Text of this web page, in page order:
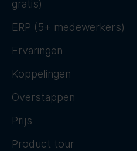
gratis)
ERP (5+ medewerkers)
Ervaringen
Koppelingen
Overstappen
Prijs
Product tour